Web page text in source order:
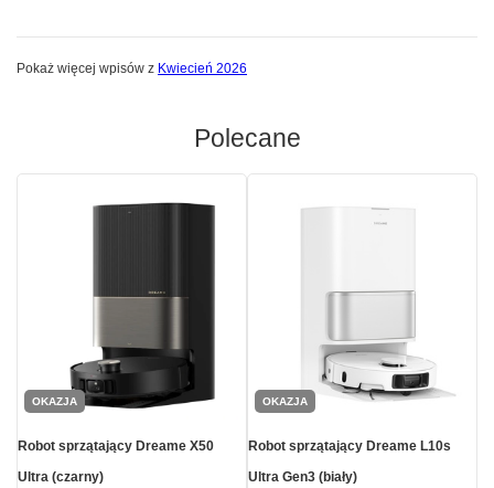
Pokaż więcej wpisów z Kwiecień 2026
Polecane
OKAZJA
Robot sprzątający Dreame X50
Ultra (czarny)
OKAZJA
Robot sprzątający Dreame L10s
Ultra Gen3 (biały)